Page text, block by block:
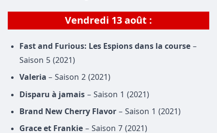
Vendredi 13 août :
Fast and Furious: Les Espions dans la course –
Saison 5 (2021)
Valeria – Saison 2 (2021)
Disparu à jamais – Saison 1 (2021)
Brand New Cherry Flavor – Saison 1 (2021)
Grace et Frankie – Saison 7 (2021)